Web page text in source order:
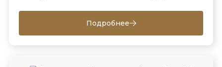
Подробнее